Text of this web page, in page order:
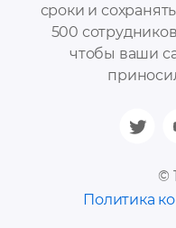
сроки и
500
чтобы ваши
©
Политика